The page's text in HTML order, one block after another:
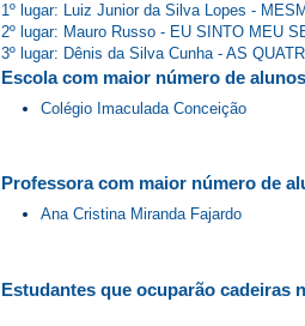
1º lugar: Luiz Junior da Silva Lopes -
2º lugar: Mauro Russo - EU SINTO MEU
3º lugar: Dênis da Silva Cunha - AS
Escola com maior número de
Colégio Imaculada Conceição
Professora com maior número de
Ana Cristina Miranda Fajardo
Estudantes que ocuparão cadeiras